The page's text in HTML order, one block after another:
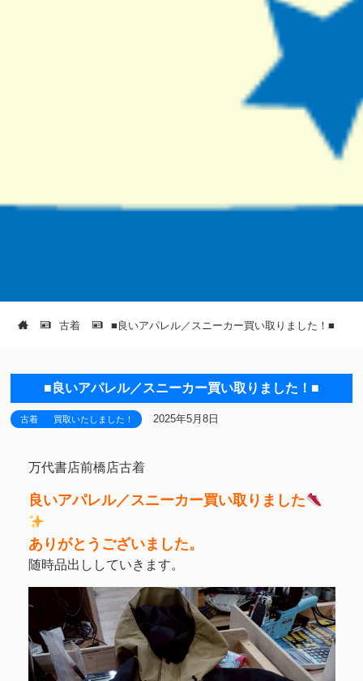
古着 ■良いアパレル／スニーカー買い取りました！■
■良いアパレル／スニーカー買い取りました！■
古着 買取いたしました！ 2025年5月8日
万代書店前橋店古着
良いアパレル／スニーカー買い取りました
ありがとうございました。
随時品出ししていきます。